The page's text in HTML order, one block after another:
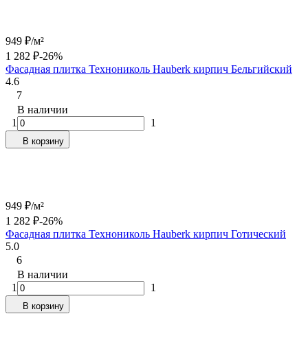
949 ₽/м²
1 282 ₽-26%
Фасадная плитка Технониколь Hauberk кирпич Бельгийский
4.6
7
В наличии
1
1
В корзину
949 ₽/м²
1 282 ₽-26%
Фасадная плитка Технониколь Hauberk кирпич Готический
5.0
6
В наличии
1
1
В корзину